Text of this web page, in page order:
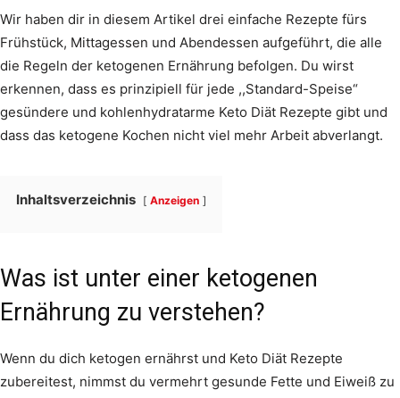
Wir haben dir in diesem Artikel drei einfache Rezepte fürs
Frühstück, Mittagessen und Abendessen aufgeführt, die alle
die Regeln der ketogenen Ernährung befolgen. Du wirst
erkennen, dass es prinzipiell für jede ,,Standard-Speise“
gesündere und kohlenhydratarme Keto Diät Rezepte gibt und
dass das ketogene Kochen nicht viel mehr Arbeit abverlangt.
Inhaltsverzeichnis Anzeigen
Was ist unter einer ketogenen
Ernährung zu verstehen?
Wenn du dich ketogen ernährst und Keto Diät Rezepte
zubereitest, nimmst du vermehrt gesunde Fette und Eiweiß zu